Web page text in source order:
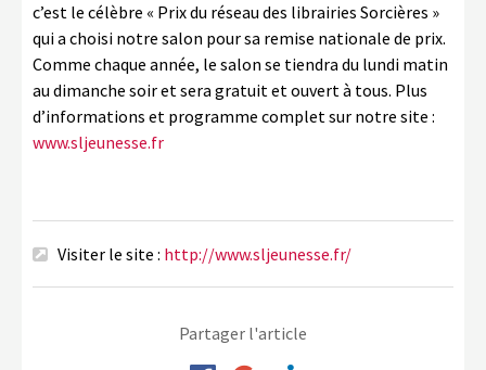
c’est le célèbre « Prix du réseau des librairies Sorcières »
qui a choisi notre salon pour sa remise nationale de prix.
Comme chaque année, le salon se tiendra du lundi matin
au dimanche soir et sera gratuit et ouvert à tous. Plus
d’informations et programme complet sur notre site :
www.sljeunesse.fr
Visiter le site : http://www.sljeunesse.fr/
Partager l'article